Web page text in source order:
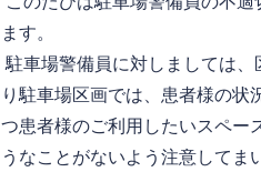
ます。
駐車場警備員に対しましては
り駐車場区画では、患者様の状
つ患者様のご利用したいスペー
うなことがないよう注意してま